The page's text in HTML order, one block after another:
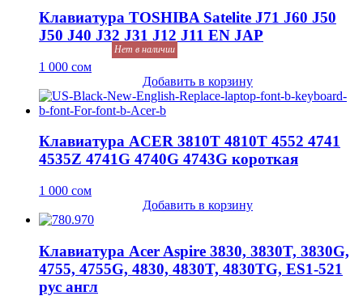
Клавиатура TOSHIBA Satelite J71 J60 J50
J50 J40 J32 J31 J12 J11 EN JAP
1 000 сом
Добавить в корзину
Клавиатура ACER 3810T 4810T 4552 4741
4535Z 4741G 4740G 4743G короткая
1 000 сом
Добавить в корзину
Клавиатура Acer Aspire 3830, 3830T, 3830G,
4755, 4755G, 4830, 4830T, 4830TG, ES1-521
рус англ
Нет в наличии